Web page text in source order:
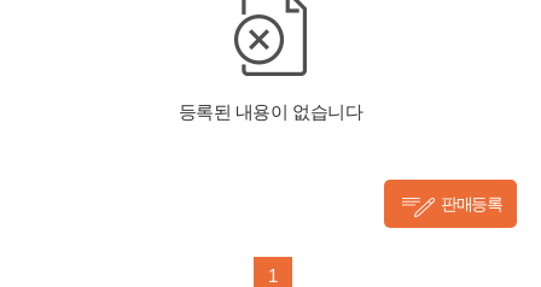
판매등록
1